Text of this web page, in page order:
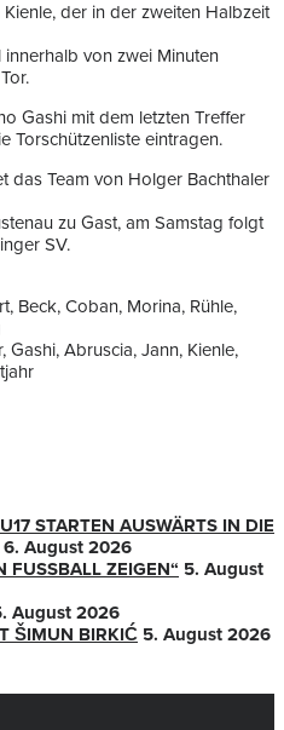
der in der zweiten Halbzeit
von zwei Minuten
Gashi mit dem letzten Treffer
Torschützenliste eintragen.
das Team von Holger Bachthaler
zu Gast, am Samstag folgt
SV.
Beck, Coban, Morina, Rühle,
Abruscia, Jann, Kienle,
STARTEN AUSWÄRTS IN DIE
6. August 2026
ZEIGEN“
5. August
August 2026
ŠIMUN BIRKIĆ 5. August 2026